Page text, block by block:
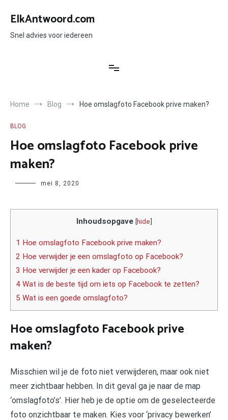
naar
inhoud
ElkAntwoord.com
Snel advies voor iedereen
Home Blog Hoe omslagfoto Facebook prive maken?
BLOG
Hoe omslagfoto Facebook prive
maken?
Author mei 8, 2020
Inhoudsopgave [hide]
1 Hoe omslagfoto Facebook prive maken?
2 Hoe verwijder je een omslagfoto op Facebook?
3 Hoe verwijder je een kader op Facebook?
4 Wat is de beste tijd om iets op Facebook te zetten?
5 Wat is een goede omslagfoto?
Hoe omslagfoto Facebook prive
maken?
Misschien wil je de foto niet verwijderen, maar ook niet
meer zichtbaar hebben. In dit geval ga je naar de map
‘omslagfoto’s’. Hier heb je de optie om de geselecteerde
foto onzichtbaar te maken. Kies voor ‘privacy bewerken’